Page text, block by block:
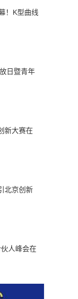
！K型曲线
日暨青年
新大赛在
北京创新
人峰会在